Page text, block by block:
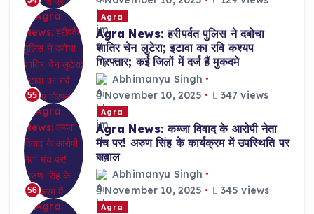
55
Agra
Agra News: हरीपर्वत पुलिस ने दबोचा
शातिर चेन लुटेरा; इटावा का रवि कश्यप
गिरफ्तार; कई जिलों में दर्ज हैं मुकदमे
Abhimanyu Singh
November 10, 2025
347 views
56
Agra
Agra News: कब्जा विवाद के आरोपी नेता
मंच पर! अरुण सिंह के कार्यक्रम में उपस्थिति पर
सवाल
Abhimanyu Singh
November 10, 2025
345 views
Agra